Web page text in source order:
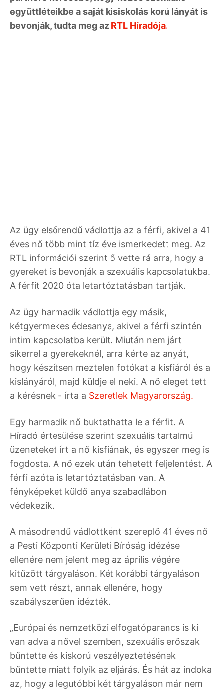
együttléteikbe a saját kisiskolás korú lányát is
bevonják, tudta meg az RTL Híradója.
Az ügy elsőrendű vádlottja az a férfi, akivel a 41
éves nő több mint tíz éve ismerkedett meg. Az
RTL információi szerint ő vette rá arra, hogy a
gyereket is bevonják a szexuális kapcsolatukba.
A férfit 2020 óta letartóztatásban tartják.
Az ügy harmadik vádlottja egy másik,
kétgyermekes édesanya, akivel a férfi szintén
intim kapcsolatba került. Miután nem járt
sikerrel a gyerekeknél, arra kérte az anyát,
hogy készítsen meztelen fotókat a kisfiáról és a
kislányáról, majd küldje el neki. A nő eleget tett
a kérésnek - írta a Szeretlek Magyarország.
Egy harmadik nő buktathatta le a férfit. A
Híradó értesülése szerint szexuális tartalmú
üzeneteket írt a nő kisfiának, és egyszer meg is
fogdosta. A nő ezek után tehetett feljelentést. A
férfi azóta is letartóztatásban van. A
fényképeket küldő anya szabadlábon
védekezik.
A másodrendű vádlottként szereplő 41 éves nő
a Pesti Központi Kerületi Bíróság idézése
ellenére nem jelent meg az április végére
kitűzött tárgyaláson. Két korábbi tárgyaláson
sem vett részt, annak ellenére, hogy
szabályszerűen idézték.
„Európai és nemzetközi elfogatóparancs is ki
van adva a nővel szemben, szexuális erőszak
bűntette és kiskorú veszélyeztetésének
bűntette miatt folyik az eljárás. És hát az indoka
az, hogy a legutóbbi két tárgyaláson már nem